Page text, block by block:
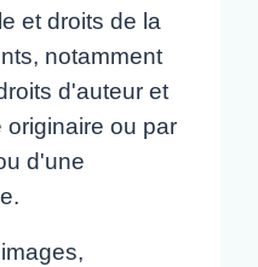
et droits de la
notamment
d'auteur et
originaire ou par
d'une